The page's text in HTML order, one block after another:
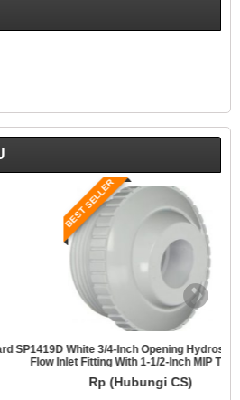
4-Inch Opening Hydrostream Directional
With 1-1/2-Inch MIP Thread
(Hubungi CS)